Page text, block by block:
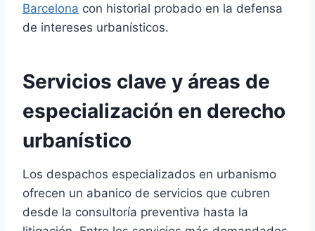
Barcelona con historial probado en la defensa
de intereses urbanísticos.
Servicios clave y áreas de
especialización en derecho
urbanístico
Los despachos especializados en urbanismo
ofrecen un abanico de servicios que cubren
desde la consultoría preventiva hasta la